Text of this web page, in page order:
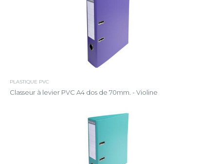
PLASTIQUE PVC
Classeur à levier PVC A4 dos de 70mm. - Violine